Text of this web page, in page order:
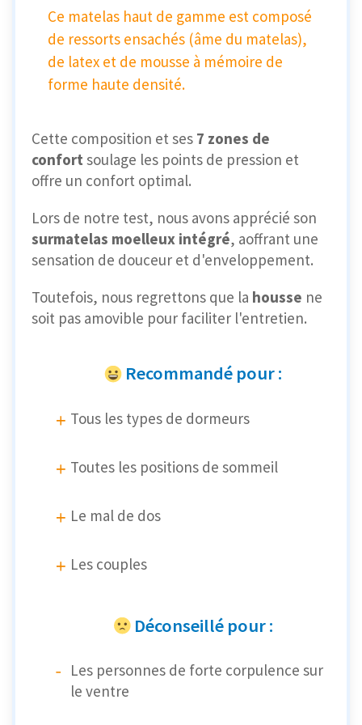
Ce matelas haut de gamme est composé
de ressorts ensachés (âme du matelas),
de latex et de mousse à mémoire de
forme haute densité.
Cette composition et ses 7 zones de
confort soulage les points de pression et
offre un confort optimal.
Lors de notre test, nous avons apprécié son
surmatelas moelleux intégré, aoffrant une
sensation de douceur et d'enveloppement.
Toutefois, nous regrettons que la housse ne
soit pas amovible pour faciliter l'entretien.
Recommandé pour :
Tous les types de dormeurs
Toutes les positions de sommeil
Le mal de dos
Les couples
Déconseillé pour :
Les personnes de forte corpulence sur
le ventre